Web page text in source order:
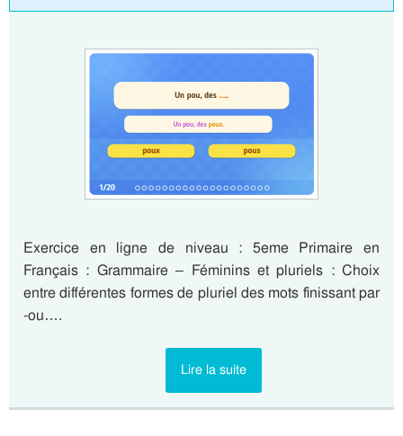
Exercice en ligne de niveau : 5eme Primaire en
Français : Grammaire – Féminins et pluriels : Choix
entre différentes formes de pluriel des mots finissant par
-ou….
Lire la suite